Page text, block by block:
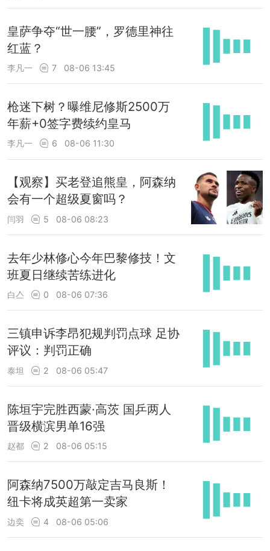
皇萨争夺“世一腰”，罗德里神往
红蓝？
李凡一 7 08-06 13:45
枪迷下树？曝维尼修斯2500万
年薪+0签字费续约皇马
李凡一 6 08-06 11:30
【观察】买老登追熊皇，阿森纳
会有一个超级夏窗吗？
闫羽 5 08-06 08:23
去年少林修心今年巴黎修技！文
班夏日继续苦练进化
白亼 0 08-06 07:36
三镇申诉李昂犯规判罚点球 足协
评议：判罚正确
泰坦 2 08-06 05:47
陈垣宇完胜西蒙·高茨 国乒两人
晋级横滨男单16强
赵都 2 08-06 05:15
阿森纳7500万敲定吉马良斯！
纽卡将成英超第一卖家
边奕 4 08-06 05:06